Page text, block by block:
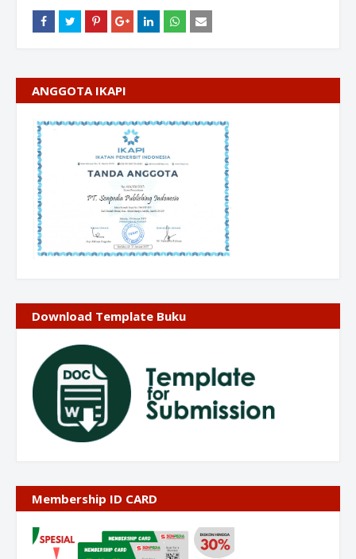
ANGGOTA IKAPI
Download Template Buku
Membership ID CARD